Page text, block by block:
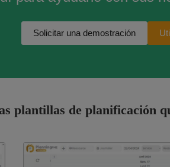
Solicitar una demostración
plantillas de planificación